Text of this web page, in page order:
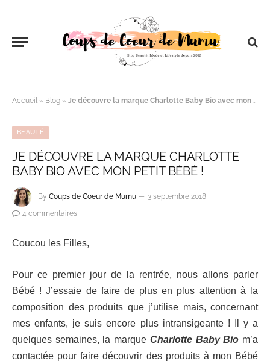
Accueil » Blog » Je découvre la marque Charlotte Baby Bio avec mon petit Bébé !
BEAUTÉ
JE DÉCOUVRE LA MARQUE CHARLOTTE
BABY BIO AVEC MON PETIT BÉBÉ !
By Coups de Coeur de Mumu
3 septembre 2018
4 commentaires
Coucou les Filles,
Pour ce premier jour de la rentrée, nous allons parler
Bébé ! J’essaie de faire de plus en plus attention à la
composition des produits que j’utilise mais, concernant
mes enfants, je suis encore plus intransigeante ! Il y a
quelques semaines, la marque Charlotte Baby Bio m’a
contactée pour faire découvrir des produits à mon Bébé